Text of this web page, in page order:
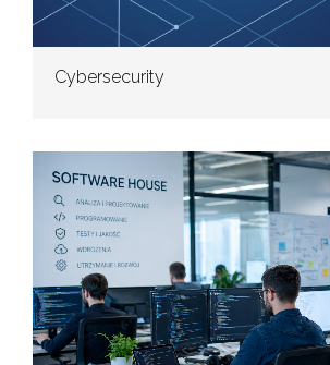
Cybersecurity